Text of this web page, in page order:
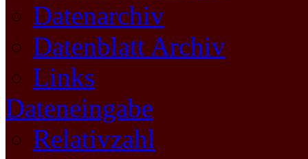
Datenarchiv
Datenblatt Archiv
Links
Dateneingabe
Relativzahl